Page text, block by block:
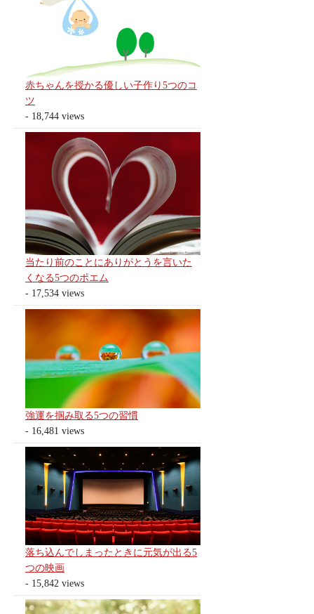
赤ちゃんを授かる優しい子作り5つのコ
ツ
- 18,744 views
当たり前のことにありがとうを言いた
くなる5つのポエム
- 17,534 views
強運を掴み取る5つの習慣
- 16,481 views
落ち込んでしまったときに元気が出る5
つの映画
- 15,842 views